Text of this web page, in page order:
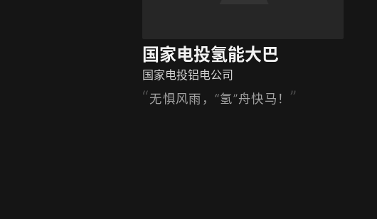
国家电投氢能大巴
国家电投铝电公司
无惧风雨，“氢”舟快马！